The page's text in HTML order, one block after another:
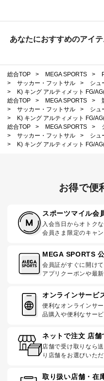
あなたにおすすめのアイテ
総合TOP > MEGA SPORTS >
>
サッカー・フットサル > シュ
>
K) キング アルティメット FG/
総合TOP
> MEGA SPORTS >
>
サッカー・フットサル > シュ
>
K) キング アルティメット FG/
総合TOP
> MEGA SPORTS >
>
サッカー・フットサル > シュ
>
K) キング アルティメット FG/
お得で便
スポーツマイル会
入会当日からオトク
会員さま限定のキャ
MEGA SPORTS
会員証がすぐに開けて
アプリクーポンや最
オンラインサービ
便利なオンラインサ
品購入や便利なサー
ネットで注文 店舗
店舗で受け取りなら
り店舗をお選びいただ
取り扱い店舗・在